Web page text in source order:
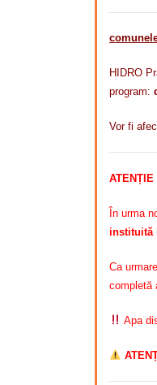
HIDRO
program:
Vor fi
ATENȚIE
În urma
instituită
Ca
completă
Apa